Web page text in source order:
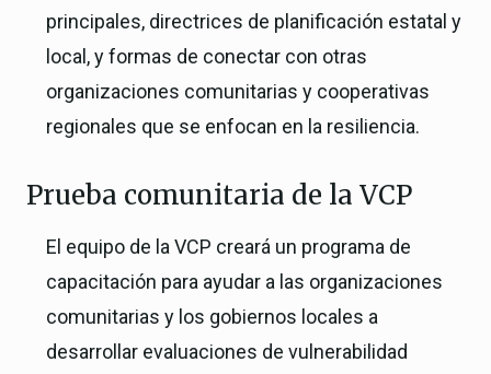
principales, directrices de planificación estatal y
local, y formas de conectar con otras
organizaciones comunitarias y cooperativas
regionales que se enfocan en la resiliencia.
Prueba comunitaria de la VCP
El equipo de la VCP creará un programa de
capacitación para ayudar a las organizaciones
comunitarias y los gobiernos locales a
desarrollar evaluaciones de vulnerabilidad